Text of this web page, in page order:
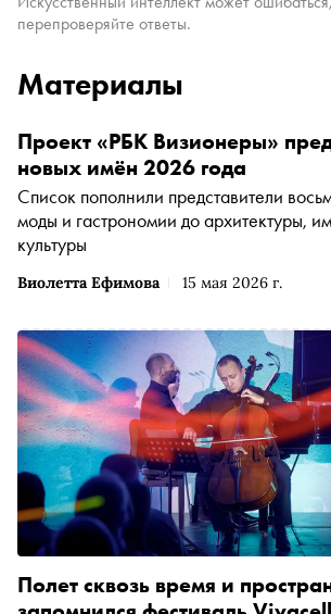
перепроверяйте ответы.
Материалы
Виолетта Ефимова 15 мая 2026 г.
Проект «РБК Визионеры»
новых имён 2026 года
Список пополнили представители
моды и гастрономии до архитектуры,
культуры
Полет сквозь время и